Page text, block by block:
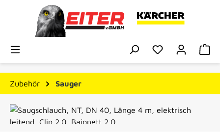
Zum Hauptinhalt springen
Du hast 0
Zubehör Sauger
Bildergalerie überspringen